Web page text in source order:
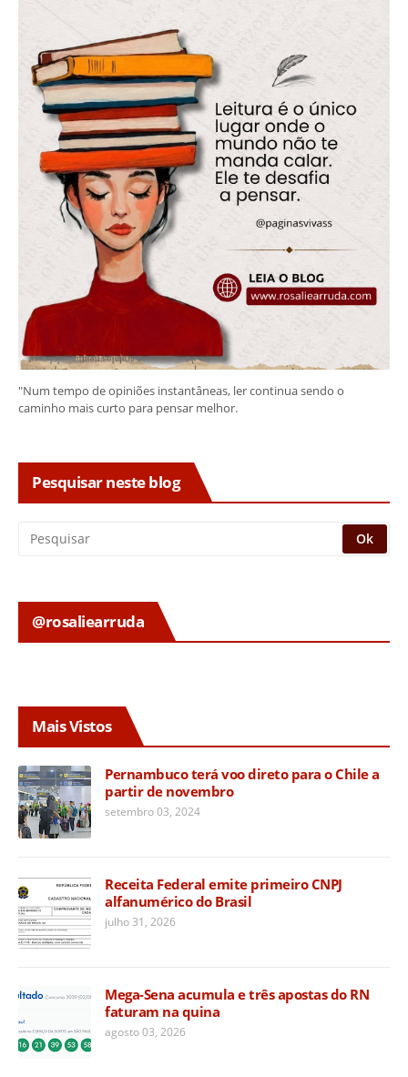
"Num tempo de opiniões instantâneas, ler continua sendo o
caminho mais curto para pensar melhor.
Pesquisar neste blog
@rosaliearruda
Mais Vistos
Pernambuco terá voo direto para o Chile a
partir de novembro
setembro 03, 2024
Receita Federal emite primeiro CNPJ
alfanumérico do Brasil
julho 31, 2026
Mega-Sena acumula e três apostas do RN
faturam na quina
agosto 03, 2026